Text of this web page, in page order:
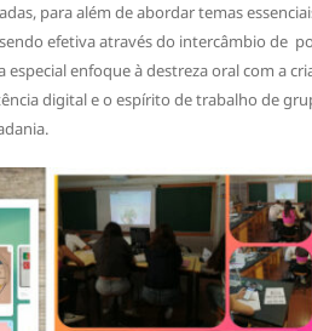
para além de abordar temas
efetiva através do intercâmbio de
especial enfoque à destreza oral com a
digital e o espírito de trabalho de